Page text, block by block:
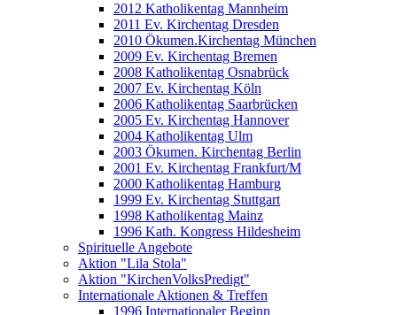
2012 Katholikentag Mannheim
2011 Ev. Kirchentag Dresden
2010 Ökumen.Kirchentag München
2009 Ev. Kirchentag Bremen
2008 Katholikentag Osnabrück
2007 Ev. Kirchentag Köln
2006 Katholikentag Saarbrücken
2005 Ev. Kirchentag Hannover
2004 Katholikentag Ulm
2003 Ökumen. Kirchentag Berlin
2001 Ev. Kirchentag Frankfurt/M
2000 Katholikentag Hamburg
1999 Ev. Kirchentag Stuttgart
1998 Katholikentag Mainz
1996 Kath. Kongress Hildesheim
Spirituelle Angebote
Aktion "Lila Stola"
Aktion "KirchenVolksPredigt"
Internationale Aktionen & Treffen
1996 Internationaler Beginn